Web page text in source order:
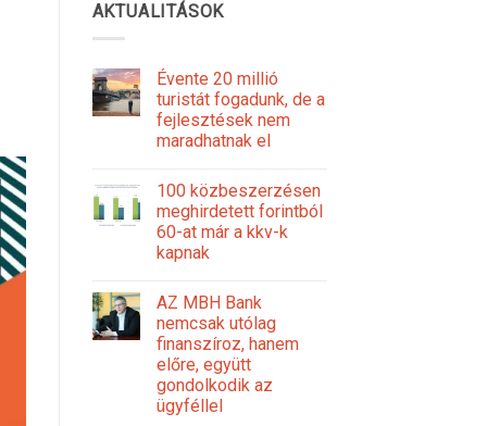
AKTUALITÁSOK
Évente 20 millió
turistát fogadunk, de a
fejlesztések nem
maradhatnak el
100 közbeszerzésen
meghirdetett forintból
60-at már a kkv-k
kapnak
AZ MBH Bank
nemcsak utólag
finanszíroz, hanem
előre, együtt
gondolkodik az
ügyféllel